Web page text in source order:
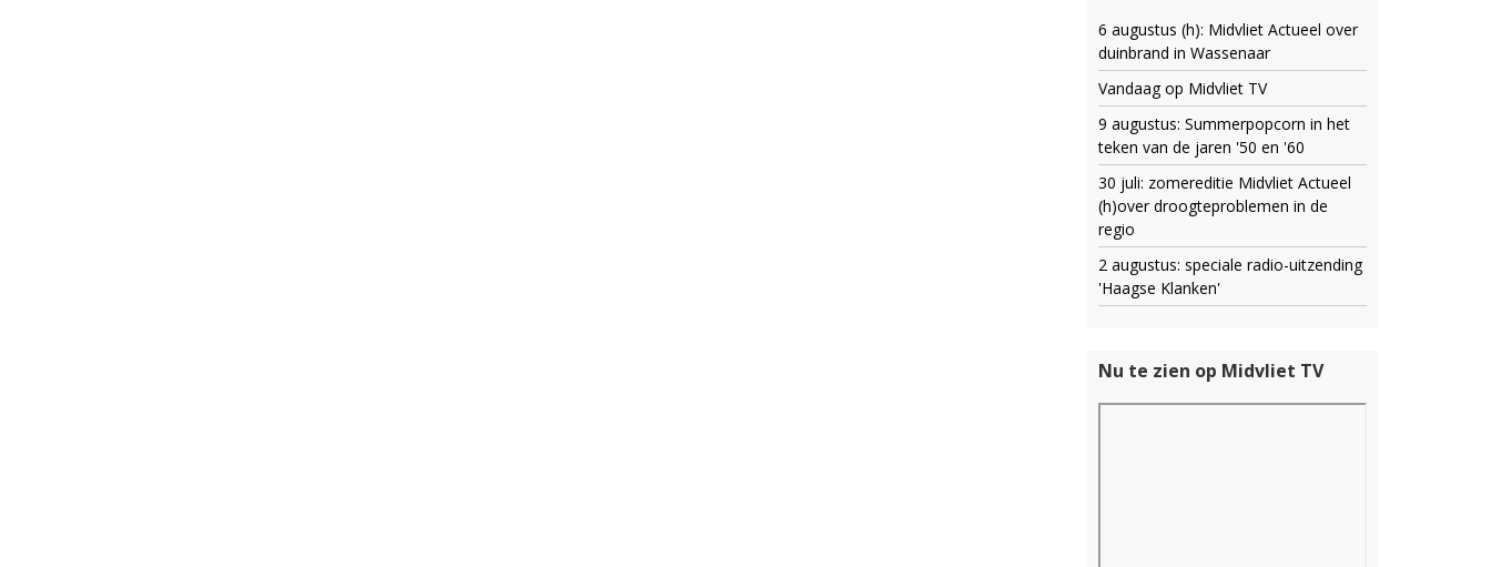
6 augustus (h): Midvliet Actueel over
duinbrand in Wassenaar
Vandaag op Midvliet TV
9 augustus: Summerpopcorn in het
teken van de jaren '50 en '60
30 juli: zomereditie Midvliet Actueel
(h)over droogteproblemen in de
regio
2 augustus: speciale radio-uitzending
'Haagse Klanken'
Nu te zien op Midvliet TV